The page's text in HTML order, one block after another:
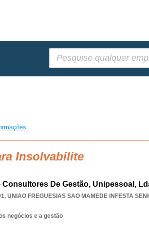
Insolvabilite
Consultores De Gestão, Unipessoal,
, UNIAO FREGUESIAS SAO MAMEDE INFESTA
negócios e a gestão